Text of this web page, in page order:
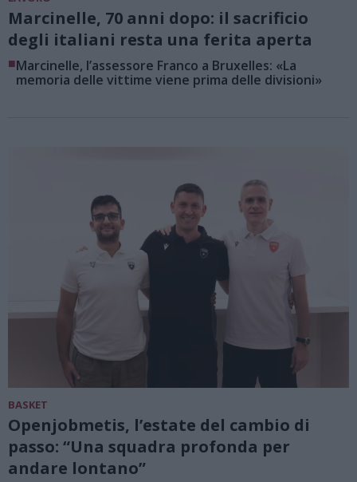
Marcinelle, 70 anni dopo: il sacrificio
degli italiani resta una ferita aperta
■Marcinelle, l’assessore Franco a Bruxelles: «La
memoria delle vittime viene prima delle divisioni»
BASKET
Openjobmetis, l’estate del cambio di
passo: “Una squadra profonda per
andare lontano”